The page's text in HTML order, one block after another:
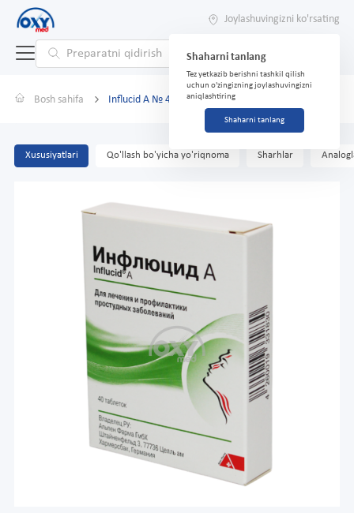
Joylashuvingizni ko'rsating
Shaharni tanlang
Tez yetkazib berishni tashkil qilish
uchun o'zingizning joylashuvingizni
aniqlashtiring
Shaharni tanlang
Bosh sahifa Influcid A № 40 yorlig'i.
Xususiyatlari Qo'llash bo'yicha yo'riqnoma Sharhlar